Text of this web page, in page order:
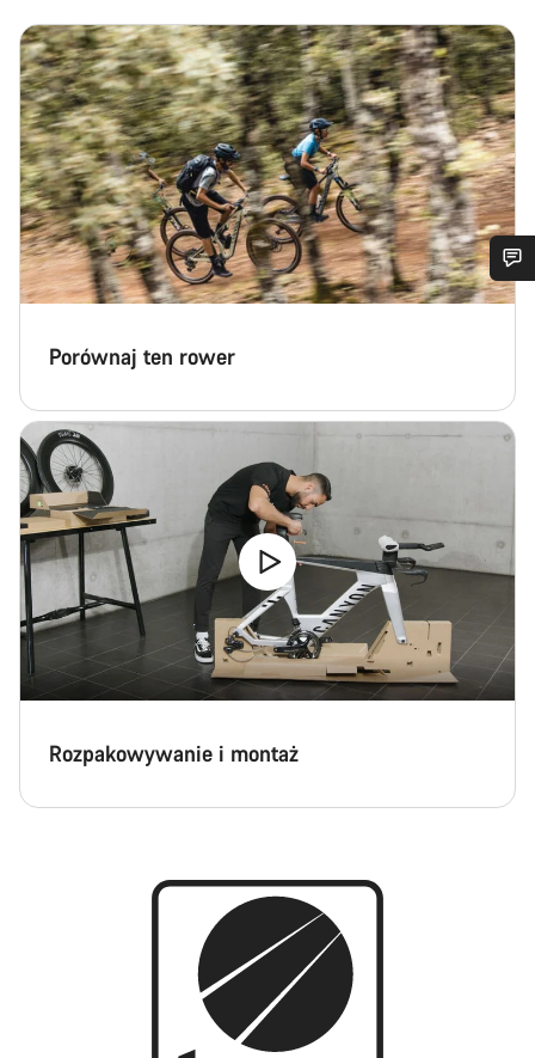
Porównaj ten rower
Rozpakowywanie i montaż
Potrzebujesz pomocy?
Nasi eksperci obsługi klienta czekają na Twoje pytania.
Zamknij